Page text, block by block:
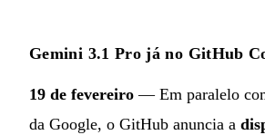
Gemini 3.1 Pro já no GitHub
19 de fevereiro — Em paralelo
da Google, o GitHub anuncia a